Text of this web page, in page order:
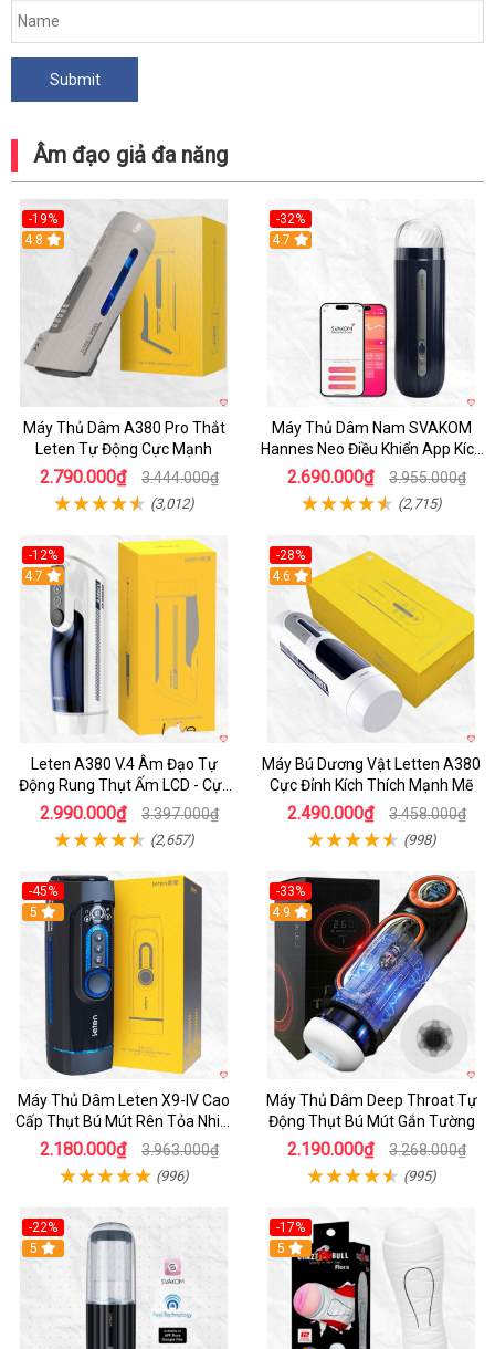
Âm đạo giả đa năng
-19%
Hot
4.8
Máy Thủ Dâm A380 Pro Thắt
Leten Tự Động Cực Mạnh
2.790.000₫ 3.444.000₫
(3,012)
-32%
Hot
4.7
Máy Thủ Dâm Nam SVAKOM
Hannes Neo Điều Khiển App Kích
Thích
2.690.000₫ 3.955.000₫
(2,715)
-12%
Hot
4.7
Leten A380 V.4 Âm Đạo Tự
Động Rung Thụt Ấm LCD - Cực
Phê
2.990.000₫ 3.397.000₫
(2,657)
-28%
Hot
4.6
Máy Bú Dương Vật Letten A380
Cực Đỉnh Kích Thích Mạnh Mẽ
2.490.000₫ 3.458.000₫
(998)
-45%
Hot
5
Máy Thủ Dâm Leten X9-IV Cao
Cấp Thụt Bú Mút Rên Tỏa Nhiệt
Sạc Pin
2.180.000₫ 3.963.000₫
(996)
-33%
Hot
4.9
Máy Thủ Dâm Deep Throat Tự
Động Thụt Bú Mút Gắn Tường
2.190.000₫ 3.268.000₫
(995)
-22%
5
-17%
5